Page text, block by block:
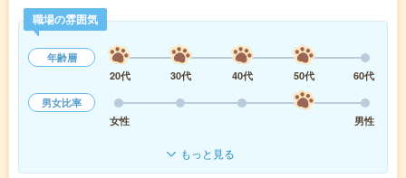
職場の雰囲気
年齢層
20代
30代 40代 50代
60代
男女比率
女性
男性
もっと見る